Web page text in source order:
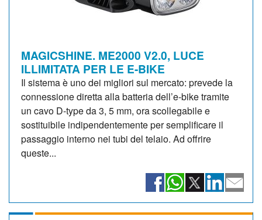
MAGICSHINE. ME2000 V2.0, LUCE
ILLIMITATA PER LE E-BIKE
Il sistema è uno dei migliori sul mercato: prevede la
connessione diretta alla batteria dell’e-bike tramite
un cavo D-type da 3, 5 mm, ora scollegabile e
sostituibile indipendentemente per semplificare il
passaggio interno nei tubi del telaio. Ad offrire
queste...